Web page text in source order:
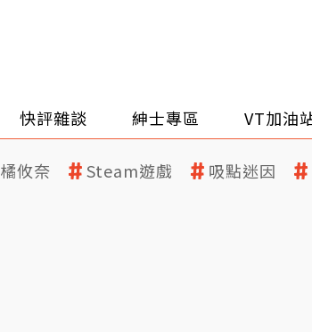
快評雜談 紳士專區 VT加油
橘攸奈 Steam遊戲 吸點迷因